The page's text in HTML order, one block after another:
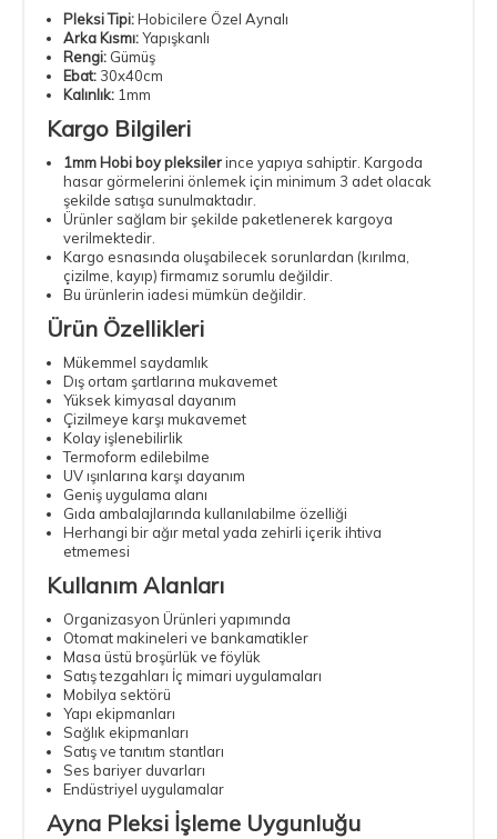
Pleksi Tipi:Hobicilere Özel Aynalı
Arka Kısmı:Yapışkanlı
Rengi: Gümüş
Ebat: 30x40cm
Kalınlık: 1mm
Kargo Bilgileri
1mm Hobi boy pleksilerince yapıya sahiptir. Kargoda
hasar görmelerini önlemek için minimum 3 adet olacak
şekilde satışa sunulmaktadır.
Ürünler sağlam bir şekilde paketlenerek kargoya
verilmektedir.
Kargo esnasında oluşabilecek sorunlardan (kırılma,
çizilme, kayıp) firmamız sorumlu değildir.
Bu ürünlerin iadesi mümkün değildir.
Ürün Özellikleri
Mükemmel saydamlık
Dış ortam şartlarına mukavemet
Yüksek kimyasal dayanım
Çizilmeye karşı mukavemet
Kolay işlenebilirlik
Termoform edilebilme
UV ışınlarına karşı dayanım
Geniş uygulama alanı
Gıda ambalajlarında kullanılabilme özelliği
Herhangi bir ağır metal yada zehirli içerik ihtiva
etmemesi
Kullanım Alanları
Organizasyon Ürünleri yapımında
Otomat makineleri ve bankamatikler
Masa üstü broşürlük ve föylük
Satış tezgahları İç mimari uygulamaları
Mobilya sektörü
Yapı ekipmanları
Sağlık ekipmanları
Satış ve tanıtım stantları
Ses bariyer duvarları
Endüstriyel uygulamalar
Ayna Pleksi İşleme Uygunluğu